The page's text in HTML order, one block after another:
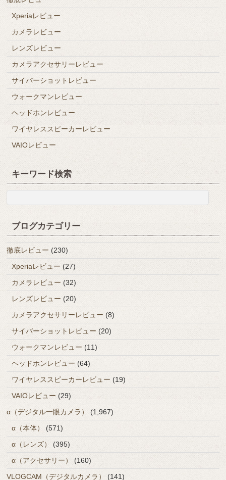
Xperiaレビュー
カメラレビュー
レンズレビュー
カメラアクセサリーレビュー
サイバーショットレビュー
ウォークマンレビュー
ヘッドホンレビュー
ワイヤレススピーカーレビュー
VAIOレビュー
キーワード検索
ブログカテゴリー
徹底レビュー (230)
Xperiaレビュー (27)
カメラレビュー (32)
レンズレビュー (20)
カメラアクセサリーレビュー (8)
サイバーショットレビュー (20)
ウォークマンレビュー (11)
ヘッドホンレビュー (64)
ワイヤレススピーカーレビュー (19)
VAIOレビュー (29)
α（デジタル一眼カメラ）
(1,967)
α（本体）
(571)
α（レンズ）
(395)
α（アクセサリー）
(160)
VLOGCAM（デジタルカメラ）
(141)